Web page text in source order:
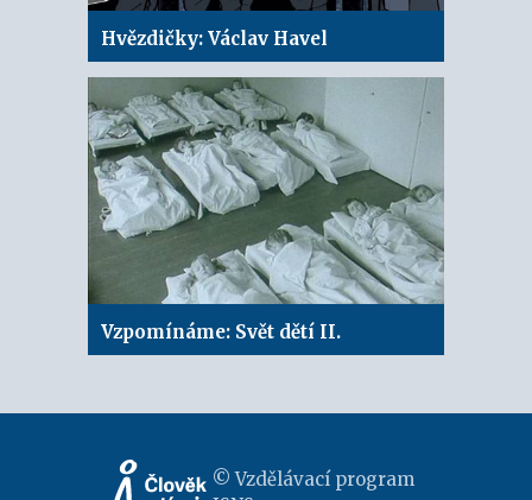
Hvězdičky: Václav Havel
Vzpomínáme: Svět dětí II.
© Vzdělávací program